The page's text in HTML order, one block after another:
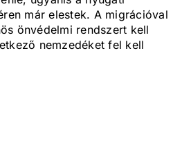
már elestek. A migrációval
önvédelmi rendszert kell
nemzedéket fel kell